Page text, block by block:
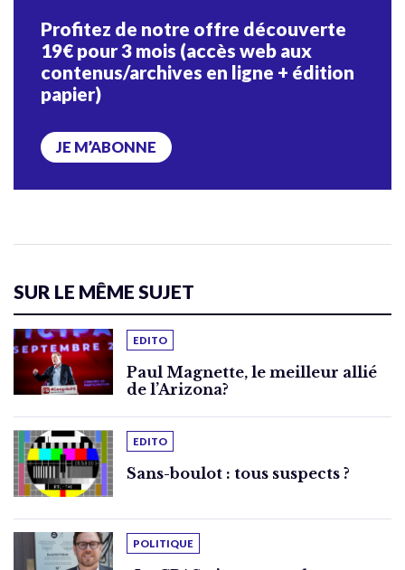
Profitez de notre offre découverte
19€ pour 3 mois (accès web aux
contenus/archives en ligne + édition
papier)
JE M’ABONNE
SUR LE MÊME SUJET
EDITO
Paul Magnette, le meilleur allié
de l’Arizona?
EDITO
Sans-boulot : tous suspects ?
POLITIQUE